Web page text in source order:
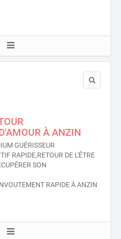
À ANZIN
GUÉRISSEUR
RAPIDE,RETOUR DE L'ÊTRE
SON
RAPIDE À ANZIN